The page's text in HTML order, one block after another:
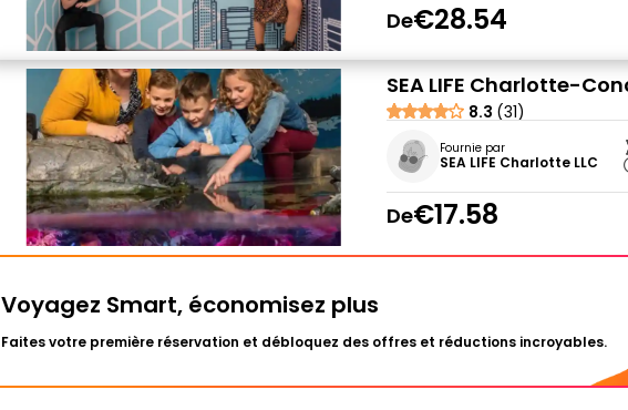
De€28.54
SEA LIFE Charlotte-
8.3 (31)
Fournie par
SEA LIFE Charlotte LLC
De€17.58
Voyagez Smart, économisez plus
Faites votre première réservation et débloquez des offres et réductions incroyables.